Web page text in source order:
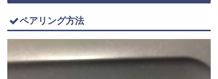
ペアリング方法